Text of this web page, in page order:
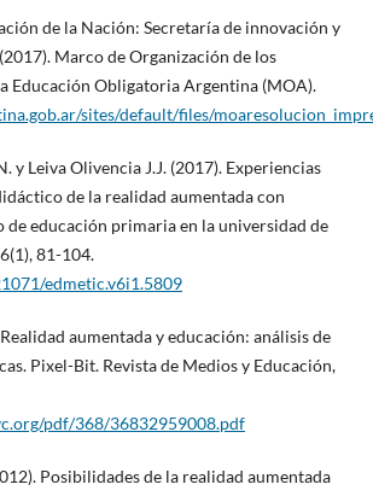
de la Nación: Secretaría de innovación y
Marco de Organización de los
Educación Obligatoria Argentina (MOA).
sites/default/files/
y Leiva Olivencia J.J. (2017). Experiencias
de la realidad aumentada con
de educación primaria en la universidad de
81-104.
edmetic.v6i1.5809
aumentada y educación: análisis de
Pixel-Bit. Revista de Medios y Educación,
pdf/368/36832959008.pdf
Posibilidades de la realidad aumentada